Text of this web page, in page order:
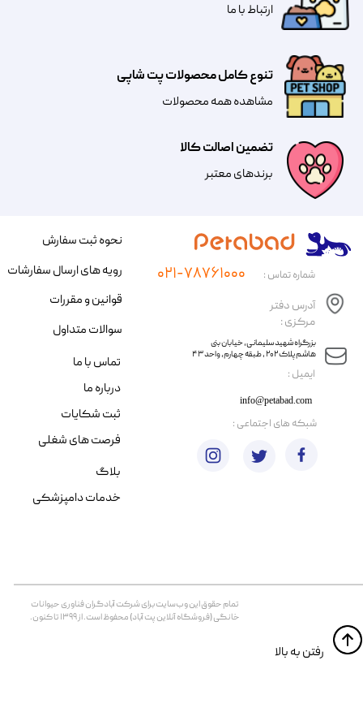
تضمین اصالت کالا
​​برندهای معتبر​​​​​​​
تنوع کامل محصولات پت شاپی
مشاهده همه محصولات
​​​ارتباط با ما
​ایمیل :
آدرس دفتر
مرکزی :
info@petabad.com
​​بزرگراه شهید سلیمانی، خیابان بنی
هاشم پلاک ۲۰۲ ، طبقه چهارم، واحد ۴۳
شماره تماس : ۰۲۱-۷۸۷۶۱۰۰۰
تمام حقوق اين وب‌سايت برای شرکت آبادگران فناوری حیوانات
خانگی (فروشگاه آنلاین پت آباد) محفوظ است. از ۱۳۹۹ تا کنون.
​​رفتن به بالا
نحوه ثبت سفارش
رویه های ارسال سفارشات
قوانین و مقررات
سوالات متداول
تماس با ما
درباره ما
ثبت شکایات
فرصت های شغلی
​شبکه های اجتماعی :
بلاگ
خدمات دامپزشکی